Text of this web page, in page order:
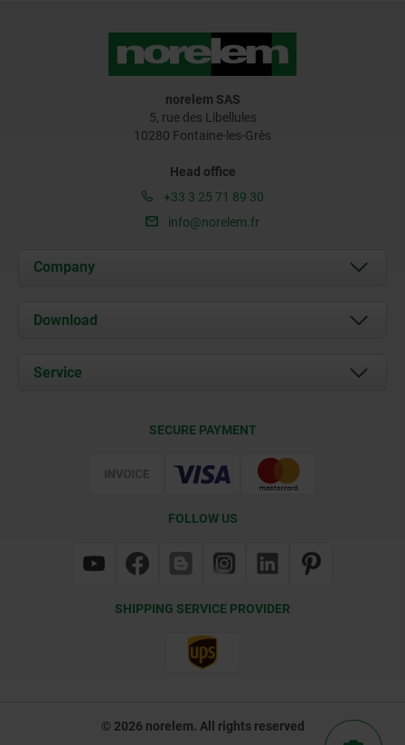
norelem SAS
5, rue des Libellules
10280 Fontaine-les-Grès
Head office
+33 3 25 71 89 30
info@norelem.fr
Company
About us
Contact
Download
Service
SECURE PAYMENT
FOLLOW US
SHIPPING SERVICE PROVIDER
© 2026 norelem. All rights reserved